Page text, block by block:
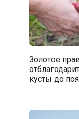
Золотое
кусты до